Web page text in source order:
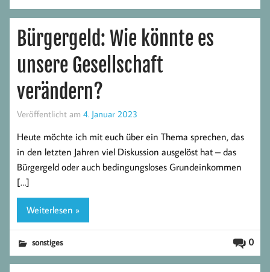
Bürgergeld: Wie könnte es
unsere Gesellschaft
verändern?
Veröffentlicht am 4. Januar 2023
Heute möchte ich mit euch über ein Thema sprechen, das
in den letzten Jahren viel Diskussion ausgelöst hat – das
Bürgergeld oder auch bedingungsloses Grundeinkommen
[…]
Weiterlesen »
0
sonstiges